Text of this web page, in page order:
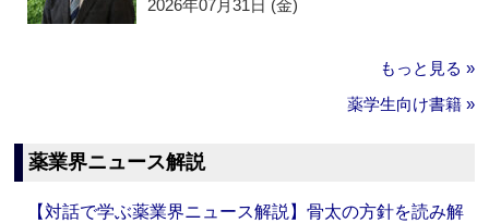
2026年07月31日 (金)
もっと見る »
薬学生向け書籍 »
薬業界ニュース解説
【対話で学ぶ薬業界ニュース解説】骨太の方針を読み解